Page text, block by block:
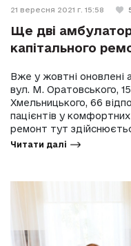
21 вересня 2021 г. 15:58
Ще дві
капітального
Вже у жовтні
вул. М. Оратовського,
Хмельницького, 66
пацієнтів у
ремонт тут
Читати далі